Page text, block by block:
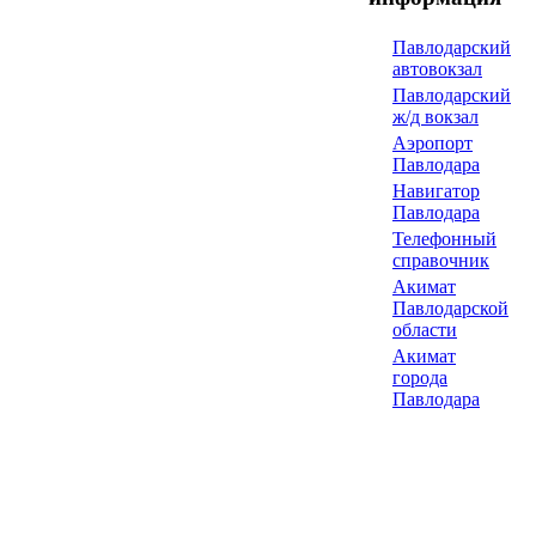
Павлодарский
автовокзал
Павлодарский
ж/д вокзал
Аэропорт
Павлодара
Навигатор
Павлодара
Телефонный
справочник
Акимат
Павлодарской
области
Акимат
города
Павлодара